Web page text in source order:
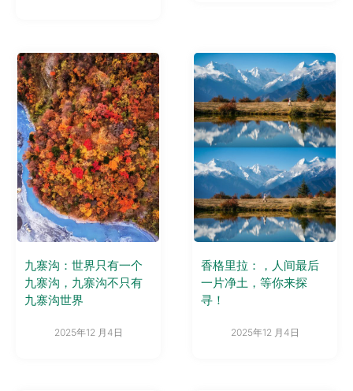
九寨沟：世界只有一个
九寨沟，九寨沟不只有
九寨沟世界
2025年12 月4日
香格里拉：，人间最后
一片净土，等你来探
寻！
2025年12 月4日